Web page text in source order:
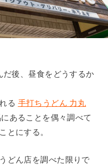
後、昼食をどうするか
る 手打ちうどん 力丸
あることを偶々調べて
とにする。
どん店を調べた限りで